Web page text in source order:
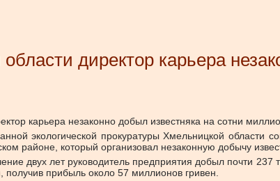
директор карьера
карьера незаконно добыл известняка на сотни
экологической прокуратуры Хмельницкой области
районе, который организовал незаконную добычу
двух лет руководитель предприятия добыл почти
получив прибыль около 57 миллионов гривен.